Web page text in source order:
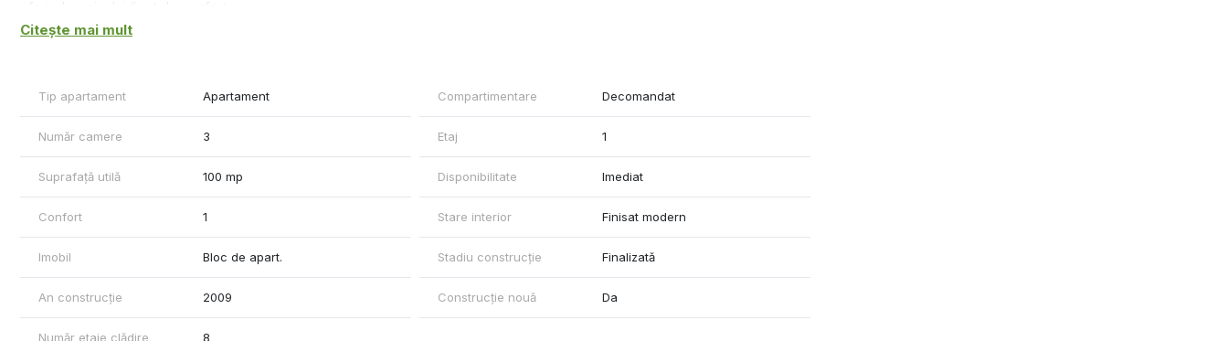
Locuinta este ideala atat pentru o familie, cat si ca investitie sigura pentru inchiriere, datorita amplasarii excelente si cererii
Comision de tranzactionare 1,5% din valoarea de vanzare
Contact: Ene Liliana – 0746 252 252
Citește mai mult
Tip apartament Apartament Compartimentare Decomandat
Număr camere 3 Etaj 1
Suprafață utilă 100 mp Disponibilitate Imediat
Confort 1 Stare interior Finisat modern
Imobil Bloc de apart. Stadiu construcție Finalizată
An construcție 2009 Construcție nouă Da
Număr etaje clădire 8